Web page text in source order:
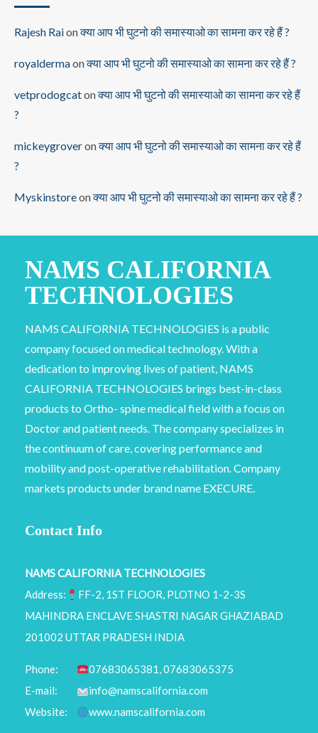
Rajesh Raionक्या आप भी घुटनो की समास्याओ का सामना कर रहे हैं ?
royaldermaonक्या आप भी घुटनो की समास्याओ का सामना कर रहे हैं ?
vetprodogcatonक्या आप भी घुटनो की समास्याओ का सामना कर रहे हैं
?
mickeygroveronक्या आप भी घुटनो की समास्याओ का सामना कर रहे हैं
?
Myskinstoreonक्या आप भी घुटनो की समास्याओ का सामना कर रहे हैं ?
NAMS CALIFORNIA
TECHNOLOGIES
NAMS CALIFORNIA TECHNOLOGIES is a public
company focused on medical technology. With a
dedication to improving lives of patient, NAMS
CALIFORNIA TECHNOLOGIES brings best-in-class
products to Ortho- spine medical field with a focus on
Doctor and patient needs. The company specializes in
the continuum of care, covering performance and
mobility and post-operative rehabilitation. Company
markets products under brand name EXECURE.
Contact Info
NAMS CALIFORNIA TECHNOLOGIES
Address:
FF-2, 1ST FLOOR, PLOTNO 1-2-3S
MAHINDRA ENCLAVE SHASTRI NAGAR GHAZIABAD
201002 UTTAR PRADESH INDIA
Phone:
07683065381, 07683065375
E-mail:
info@namscalifornia.com
Website:
www.namscalifornia.com